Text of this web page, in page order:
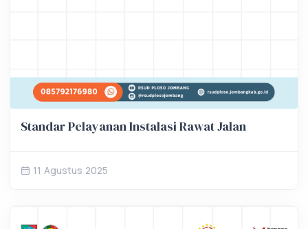
Standar Pelayanan Instalasi Rawat Jalan
11 Agustus 2025